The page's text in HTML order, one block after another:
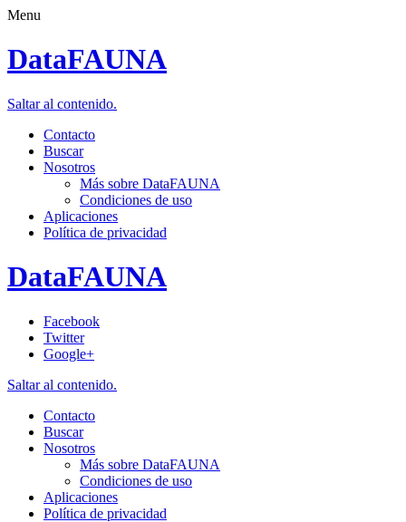
Menu
DataFAUNA
Saltar al contenido.
Contacto
Buscar
Nosotros
Más sobre DataFAUNA
Condiciones de uso
Aplicaciones
Política de privacidad
DataFAUNA
Facebook
Twitter
Google+
Saltar al contenido.
Contacto
Buscar
Nosotros
Más sobre DataFAUNA
Condiciones de uso
Aplicaciones
Política de privacidad